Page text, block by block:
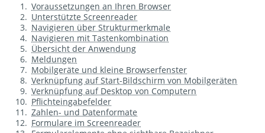
Voraussetzungen an Ihren Browser
Unterstützte Screenreader
Navigieren über Strukturmerkmale
Navigieren mit Tastenkombination
Übersicht der Anwendung
Meldungen
Mobilgeräte und kleine Browserfenster
Verknüpfung auf Start-Bildschirm von Mobilgeräten
Verknüpfung auf Desktop von Computern
Pflichteingabefelder
Zahlen- und Datenformate
Formulare im Screenreader